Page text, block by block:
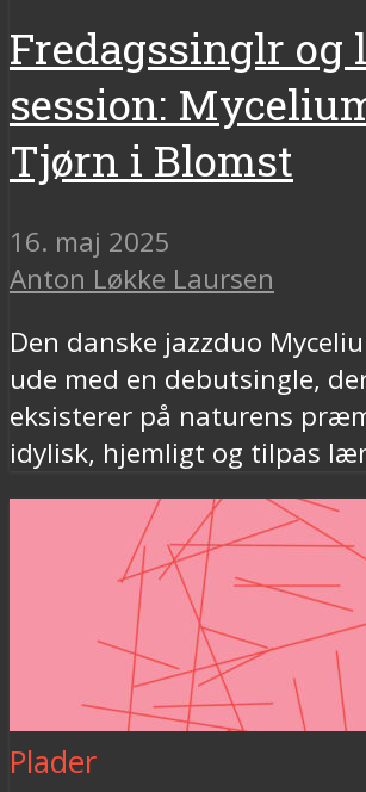
Fredagssinglr og
session:
Tjørn i Blomst
16. maj 2025
Anton Løkke Laursen
Den danske jazzduo
ude med en debutsingle,
eksisterer på naturens
idylisk, hjemligt og tilpas
Plader